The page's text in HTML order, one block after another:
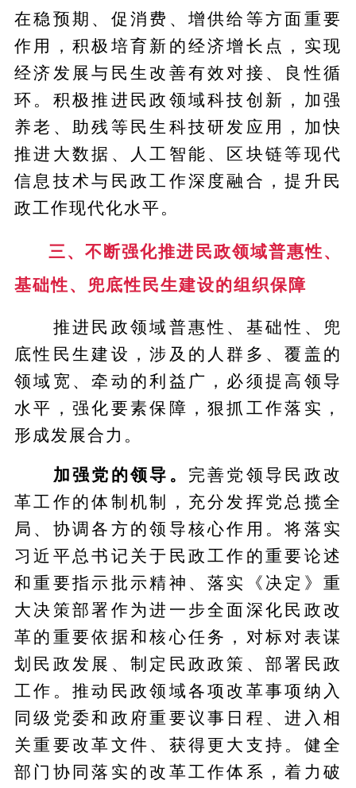
在稳预期、促消费、增供给等方面重要
作用，积极培育新的经济增长点，实现
经济发展与民生改善有效对接、良性循
环。积极推进民政领域科技创新，加强
养老、助残等民生科技研发应用，加快
推进大数据、人工智能、区块链等现代
信息技术与民政工作深度融合，提升民
政工作现代化水平。
三、不断强化推进民政领域普惠性、
基础性、兜底性民生建设的组织保障
推进民政领域普惠性、基础性、兜
底性民生建设，涉及的人群多、覆盖的
领域宽、牵动的利益广，必须提高领导
水平，强化要素保障，狠抓工作落实，
形成发展合力。
加强党的领导。 完善党领导民政改
革工作的体制机制，充分发挥党总揽全
局、协调各方的领导核心作用。将落实
习近平总书记关于民政工作的重要论述
和重要指示批示精神、落实《决定》重
大决策部署作为进一步全面深化民政改
革的重要依据和核心任务，对标对表谋
划民政发展、制定民政政策、部署民政
工作。推动民政领域各项改革事项纳入
同级党委和政府重要议事日程、进入相
关重要改革文件、获得更大支持。健全
部门协同落实的改革工作体系，着力破